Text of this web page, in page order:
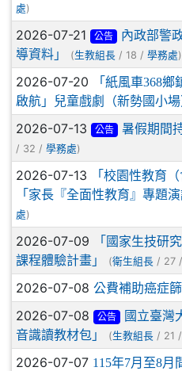
處)
2026-07-21 公告
內政部警
導資料」
(生教組長 / 18 / 學務處)
2026-07-20
「紙風車368
啟航」兒童戲劇（新勢國小場
2026-07-13 公告 暑假期間
/ 32 / 學務處)
2026-07-13
「校園性教育
「家長『全面性教育』專題演
處)
2026-07-09
「國家生技研
課程體驗計畫」
(衛生組長 / 27 /
2026-07-08 公費補助癌症
2026-07-08 公告
國立臺灣
音識讀教材包」
(生教組長 / 21 /
2026-07-07 115年7月至8月